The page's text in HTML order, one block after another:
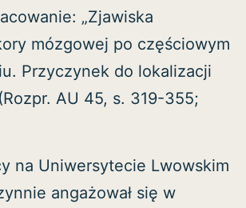
„Zjawiska
mózgowej po częściowym
Przyczynek do lokalizacji
AU 45, s. 319-355;
na Uniwersytecie Lwowskim
angażował się w